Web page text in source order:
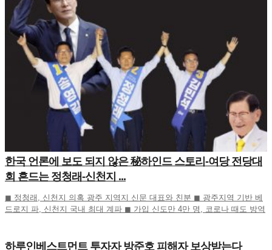
한국 언론에 보도 되지 않은 秘하인드 스토리-여당 전당대
회 흔드는 정청래-신천지 ...
◼ 정청래, 신천지 의혹 광주 지역지 신문 대표와 친분 ◼ 광주지역 기반 베
드로지 파, 신천지 국내 최대 계파 ◼ 가입 신도만 4만 명, 코로나 때도 방역
하루인베스트먼트 투자자 방준호 피해자 보상받는다